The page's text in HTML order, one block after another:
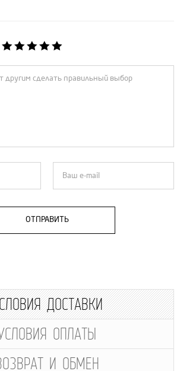
ОТПРАВИТЬ
ДОСТАВКИ
ОПЛАТЫ
И ОБМЕН